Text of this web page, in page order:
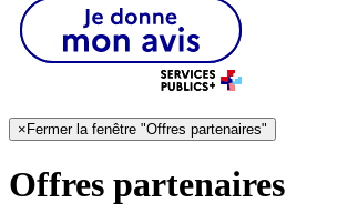
× Fermer la fenêtre "Offres partenaires"
Offres partenaires